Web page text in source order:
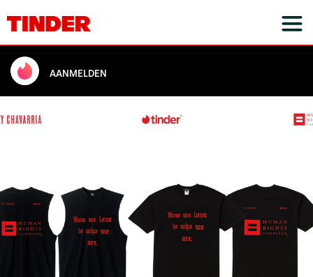
AANMELDEN